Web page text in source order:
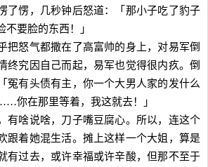
愣，几秒钟后怒道：「那小子吃了豹子
要脸的东西！」
怒气都撒在了高富帅的身上，对易军倒
终究因自己而起，易军也觉得很内疚。倒
冤有头债有主，你一个大男人家的发什么
你在那里等着，我这就去！」
啥说啥，刀子嘴豆腐心。所以，连这个
跟着她混生活。摊上这样一个大姐，算是
有过去，或许幸福或许辛酸，但那不至于